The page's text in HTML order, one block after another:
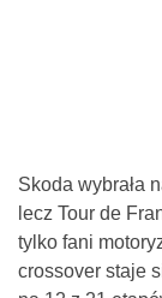
Skoda wybrała
lecz Tour de
tylko fani
crossover staje